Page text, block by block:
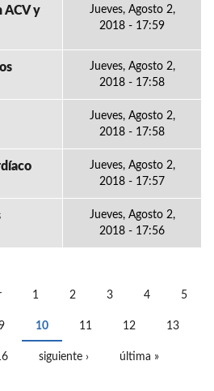
ACV y
Jueves, Agosto 2,
2018 - 17:59
Jueves, Agosto 2,
2018 - 17:58
Jueves, Agosto 2,
2018 - 17:58
Jueves, Agosto 2,
2018 - 17:57
Jueves, Agosto 2,
2018 - 17:56
1 2 3 4 5
10 11 12 13
siguiente › última »